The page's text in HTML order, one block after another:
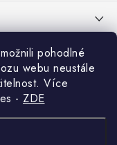
pohodlné
webu neustále
Více
- ZDE